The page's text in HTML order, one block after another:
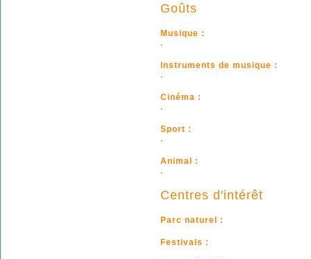
Goûts
Musique :
.
Instruments de musique :
.
Cinéma :
.
Sport :
.
Animal :
.
Centres d'intérêt
Parc naturel :
Festivals :